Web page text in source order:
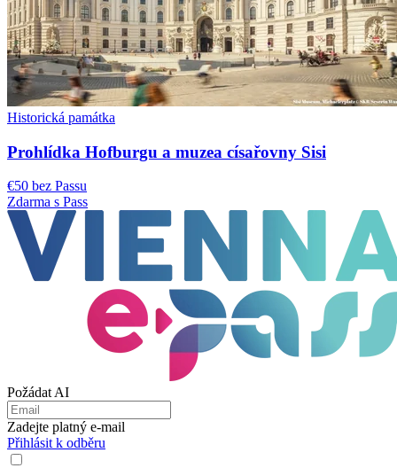
Historická památka
Prohlídka Hofburgu a muzea císařovny Sisi
€50 bez Passu
Zdarma s Pass
Požádat AI
Zadejte platný e-mail
Přihlásit k odběru